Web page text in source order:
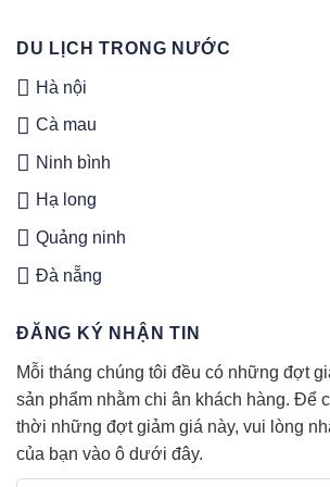
DU LỊCH TRONG NƯỚC
Hà nội
Cà mau
Ninh bình
Hạ long
Quảng ninh
Đà nẵng
ĐĂNG KÝ NHẬN TIN
Mỗi tháng chúng tôi đều có những đợt
sản phẩm nhằm chi ân khách hàng. Để
thời những đợt giảm giá này, vui lòng
của bạn vào ô dưới đây.